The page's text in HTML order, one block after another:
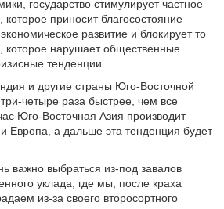
государство стимулирует частное
приносит благосостояние
развитие и блокирует то
которое нарушает общественные
тенденции.
и другие страны Юго-Восточной
четыре раза быстрее, чем все
Юго-Восточная Азия производит
Европа, а дальше эта тенденция будет
важно выбраться из-под завалов
уклада, где мы, после краха
из-за своего второсортного